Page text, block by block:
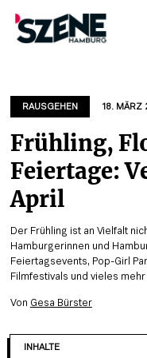
springenRAUSGEHEN 18. MÄRZ
Frühling,
Feiertage:
April
Der Frühling ist an Vielfalt
Hamburgerinnen und
Feiertagsevents, Pop-Girl
Filmfestivals und vieles mehr
Von Gesa Bürster
INHALTE